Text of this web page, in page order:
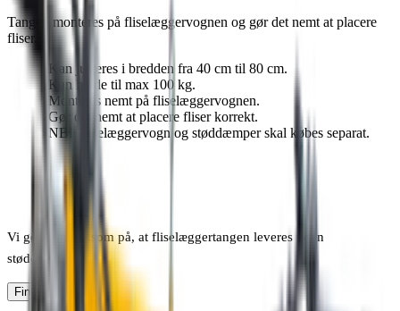
Tangen monteres på fliselæggervognen og gør det nemt at placere
fliser.
Kan justeres i bredden fra 40 cm til 80 cm.
Kan holde til max 100 kg.
Monteres nemt på fliselæggervognen.
Gør det nemt at placere fliser korrekt.
NB! Fliselæggervogn og støddæmper skal købes separat.
Vi gør opmærksom på, at fliselæggertangen leveres uden
støddæmper.
Find forhandler